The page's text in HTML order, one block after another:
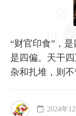
“财官印食”，
是四偏。天干
杂和扎堆，则
2024年